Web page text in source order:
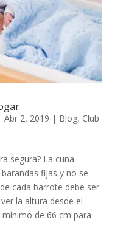
Abr 2, 2019 | Blog, Club
segura? La cuna
fijas y no se
cada barrote debe ser
la altura desde el
de 66 cm para